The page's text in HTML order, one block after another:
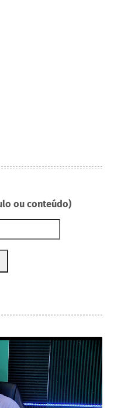
ou conteúdo)